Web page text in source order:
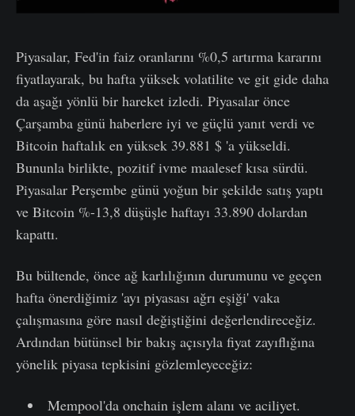
Piyasalar, Fed'in faiz oranlarını %0,5 artırma kararını
fiyatlayarak, bu hafta yüksek volatilite ve git gide daha
da aşağı yönlü bir hareket izledi. Piyasalar önce
Çarşamba günü haberlere iyi ve güçlü yanıt verdi ve
Bitcoin haftalık en yüksek 39.881 $ 'a yükseldi.
Bununla birlikte, pozitif ivme maalesef kısa sürdü.
Piyasalar Perşembe günü yoğun bir şekilde satış yaptı
ve Bitcoin %-13,8 düşüşle haftayı 33.890 dolardan
kapattı.
Bu bültende, önce ağ karlılığının durumunu ve geçen
hafta önerdiğimiz 'ayı piyasası ağrı eşiği' vaka
çalışmasına göre nasıl değiştiğini değerlendireceğiz.
Ardından bütünsel bir bakış açısıyla fiyat zayıflığına
yönelik piyasa tepkisini gözlemleyeceğiz:
Mempool'da onchain işlem alanı ve aciliyet.